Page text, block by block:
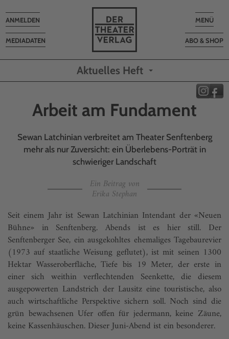
Toggle
MENÜ
ABO & SHOP
MEDIADATEN
Toggle
navigation
ANMELDEN
Aktuelles Heft
Arbeit am Fundament
Sewan Latchinian verbreitet am Theater Senftenberg
mehr als nur Zuversicht: ein Überlebens-Porträt in
schwieriger Landschaft
Ein Beitrag von
Erika Stephan
Seit einem Jahr ist Sewan Latchinian Intendant der «Neuen
Bühne» in Senftenberg. Abends ist es hier still. Der
Senftenberger See, ein ausgekohltes ehemaliges Tagebaurevier
(1973 auf staatliche Weisung geflutet), ist mit seinen 1300
Hektar Wasseroberfläche, Tiefe bis 19 Meter, der erste in
einer sich weithin verflechtenden Seenkette, die diesem
ausgepowerten Landstrich der Lausitz eine touristische, also
auch wirtschaftliche Perspektive sichern soll. Noch sind die
grün bewachsenen Ufer offen für jedermann, keine Zäune,
keine Kassenhäuschen. Dieser Juni-Abend ist ein besonderer.